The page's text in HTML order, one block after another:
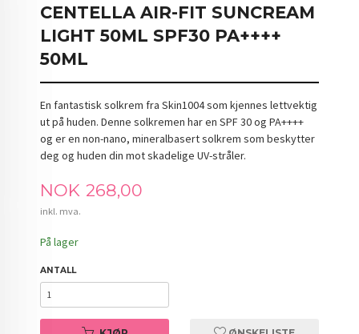
CENTELLA AIR-FIT SUNCREAM
LIGHT 50ML SPF30 PA++++
50ML
En fantastisk solkrem fra Skin1004 som kjennes lettvektig
ut på huden. Denne solkremen har en SPF 30 og PA++++
og er en non-nano, mineralbasert solkrem som beskytter
deg og huden din mot skadelige UV-stråler.
Pris
NOK 268,00
inkl. mva.
På lager
ANTALL